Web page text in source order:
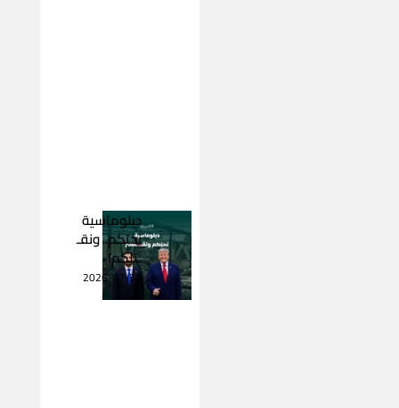
دبلوماسية
نحبّكم.. ونقـ
ـتلكم!
2026-07-30